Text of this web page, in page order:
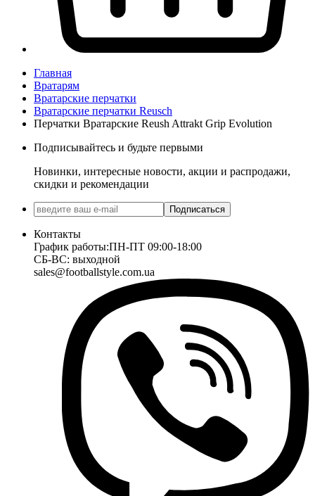
Главная
Вратарям
Вратарские перчатки
Вратарские перчатки Reusch
Перчатки Вратарские Reush Attrakt Grip Evolution
Подписывайтесь и будьте первыми
Новинки, интересные новости, акции и распродажи,
скидки и рекомендации
Подписаться
Контакты
График работы:ПН-ПТ 09:00-18:00
СБ-ВС: выходной
sales@footballstyle.com.ua